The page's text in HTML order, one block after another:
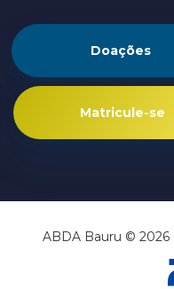
Doações
Matricule-se
ABDA Bauru © 2026